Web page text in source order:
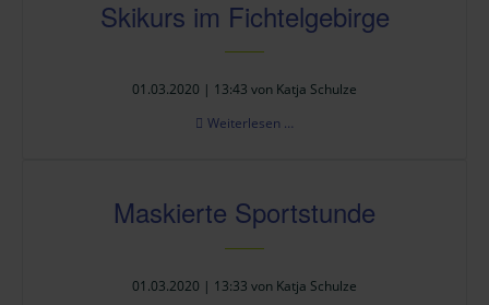
Skikurs im Fichtelgebirge
01.03.2020 | 13:43 von Katja Schulze
Weiterlesen …
Maskierte Sportstunde
01.03.2020 | 13:33 von Katja Schulze